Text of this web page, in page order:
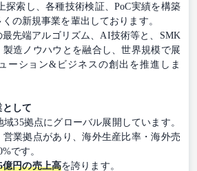
探索し、各種技術検証、PoC実績を構築
の新規事業を輩出しております。
先端アルゴリズム、AI技術等と、SMK
造ノウハウとを融合し、世界規模で展
ーション&ビジネスの創出を推進しま
して
35拠点にグローバル展開しています。
営業拠点があり、海外生産比率・海外売
です。
億円の売上高を誇ります。